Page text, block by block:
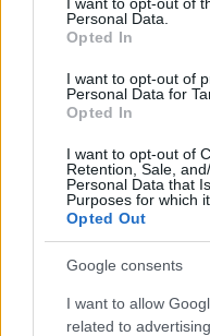
Personal Data.
Opted In
I want to opt-out of
Personal Data for
Opted In
I want to opt-out of
Retention, Sale,
Personal Data that
Purposes for which
Opted Out
Google consents
I want to allow
related to
προσπαθούσε να